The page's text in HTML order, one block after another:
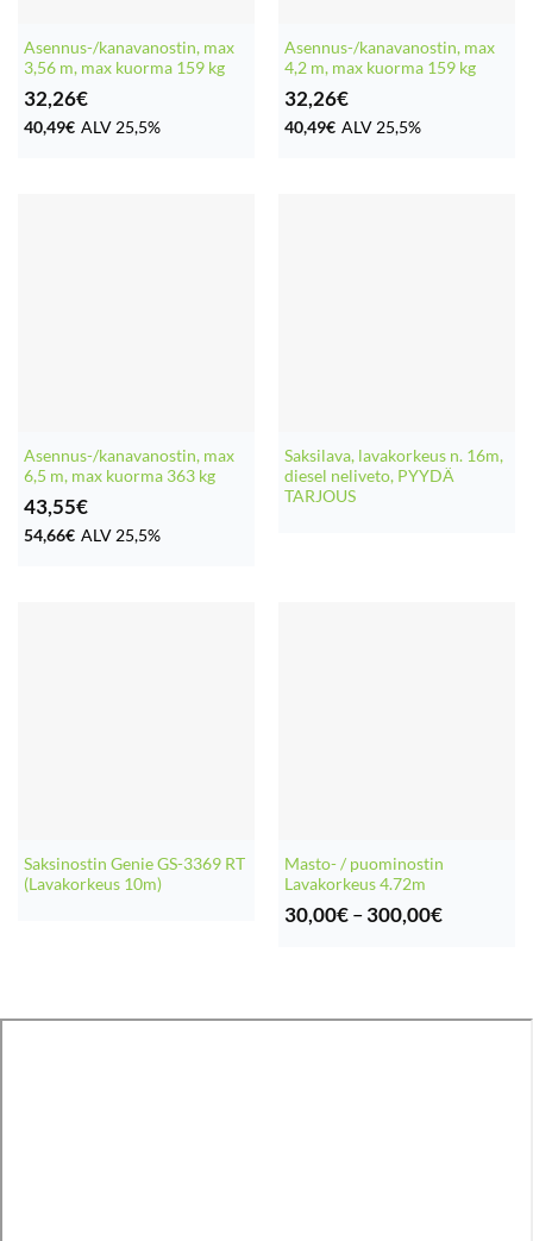
Asennus-/kanavanostin, max
3,56 m, max kuorma 159 kg
32,26€
40,49€ ALV 25,5%
Asennus-/kanavanostin, max
4,2 m, max kuorma 159 kg
32,26€
40,49€ ALV 25,5%
Asennus-/kanavanostin, max
6,5 m, max kuorma 363 kg
43,55€
54,66€ ALV 25,5%
Saksilava, lavakorkeus n. 16m,
diesel neliveto, PYYDÄ
TARJOUS
Saksinostin Genie GS-3369 RT
(Lavakorkeus 10m)
Masto- / puominostin
Lavakorkeus 4.72m
30,00€ – 300,00€